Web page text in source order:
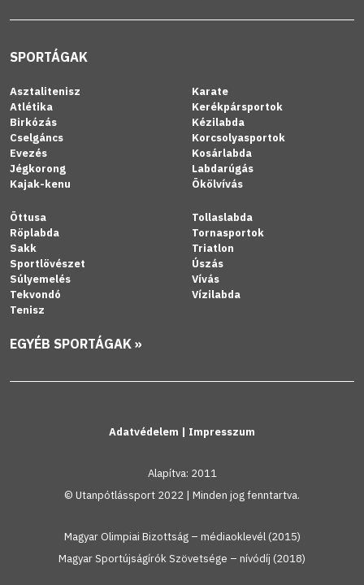
SPORTÁGAK
Asztalitenisz
Atlétika
Birkózás
Cselgáncs
Evezés
Jégkorong
Kajak-kenu
Karate
Kerékpársportok
Kézilabda
Korcsolyasportok
Kosárlabda
Labdarúgás
Ökölvívás
Öttusa
Röplabda
Sakk
Sportlövészet
Súlyemelés
Tekvondó
Tenisz
Tollaslabda
Tornasportok
Triatlon
Úszás
Vívás
Vízilabda
EGYÉB SPORTÁGAK »
Adatvédelem | Impresszum
Alapítva: 2011
© Utanpótlássport 2022 | Minden jog fenntartva.
Magyar Olimpiai Bizottság – médiaoklevél (2015)
Magyar Sportújságírók Szövetsége – nívódíj (2018)